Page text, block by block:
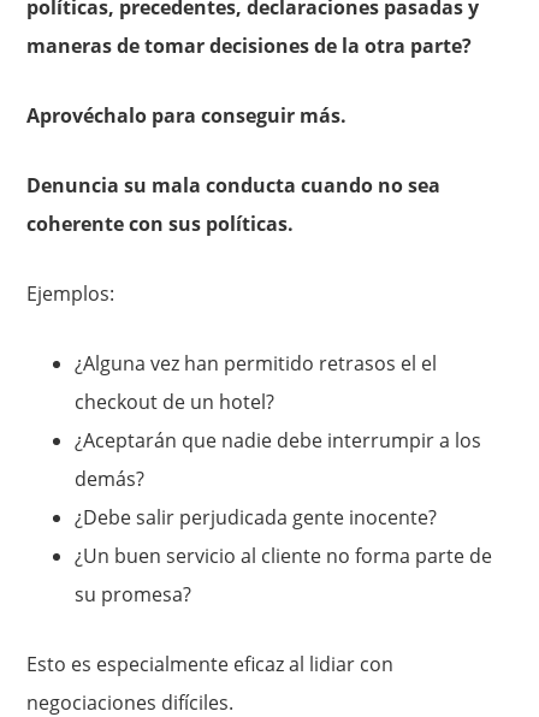
políticas, precedentes, declaraciones pasadas y
maneras de tomar decisiones de la otra parte?
Aprovéchalo para conseguir más.
Denuncia su mala conducta cuando no sea
coherente con sus políticas.
Ejemplos:
¿Alguna vez han permitido retrasos el el
checkout de un hotel?
¿Aceptarán que nadie debe interrumpir a los
demás?
¿Debe salir perjudicada gente inocente?
¿Un buen servicio al cliente no forma parte de
su promesa?
Esto es especialmente eficaz al lidiar con
negociaciones difíciles.